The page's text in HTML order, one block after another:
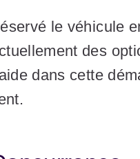
le véhicule
des
dans cette